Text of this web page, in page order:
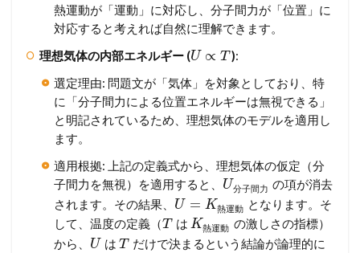
熱運動が「運動」に対応し、分子間力が「位置」に
対応すると考えれば自然に理解できます。
理想気体の内部エネルギー (U ∝ T):
選定理由: 問題文が「気体」を対象としており、特
に「分子間力による位置エネルギーは無視できる」
と明記されているため、理想気体のモデルを適用し
ます。
適用根拠: 上記の定義式から、理想気体の仮定（分
子間力を無視）を適用すると、 U分子間力 の項が消去
されます。その結果、 U = K熱運動 となります。そ
して、温度の定義（T は K熱運動 の激しさの指標）
から、 U は T だけで決まるという結論が論理的に